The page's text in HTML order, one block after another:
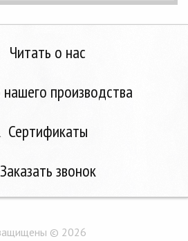
Читать о нас
производства
Сертификаты
Заказать звонок
© 2026